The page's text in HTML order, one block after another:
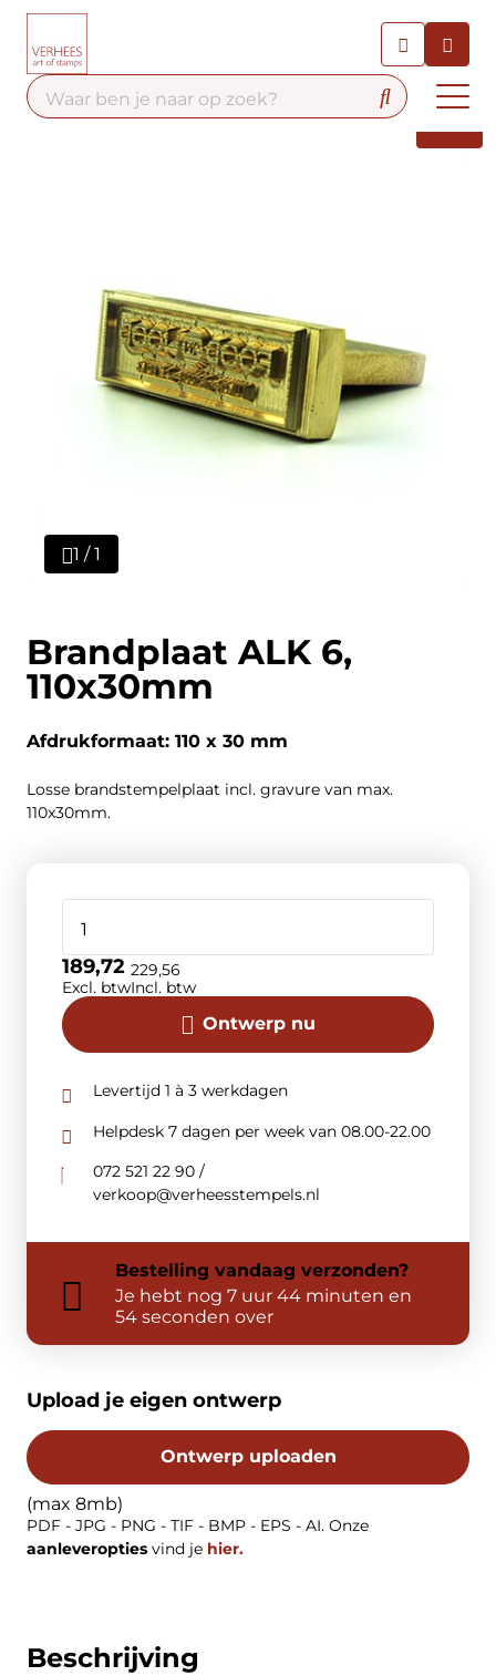
Contact
Beschrijving
1 / 1
Brandplaat ALK 6,
110x30mm
Afdrukformaat: 110 x 30 mm
Losse brandstempelplaat incl. gravure van max.
110x30mm.
Ontwerp nu
189,72
Excl. btw
229,56
Incl. btw
Levertijd 1 à 3 werkdagen
Helpdesk 7 dagen per week van 08.00-22.00
072 521 22 90 /
verkoop@verheesstempels.nl
Bestelling vandaag verzonden?
Je hebt nog 7 uur 44 minuten en
54 seconden over
Upload je eigen ontwerp
Ontwerp uploaden
(max 8mb)
PDF - JPG - PNG - TIF - BMP - EPS - AI. Onze
aanleveropties vind je hier.